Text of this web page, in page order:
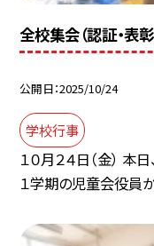
全校集会（認証・表彰
公開日 2025/10/24
学校行事
１０月２４日（金） 本
１学期の児童会役員